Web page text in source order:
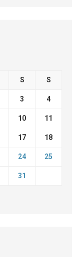
S S
3 4
10 11
17 18
24 25
31